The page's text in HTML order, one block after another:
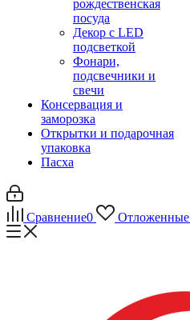
рождественская
посуда
Декор с LED
подсветкой
Фонари,
подсвечники и
свечи
Консервация и
заморозка
Открытки и подарочная
упаковка
Пасха
Сравнение0 Отложенные